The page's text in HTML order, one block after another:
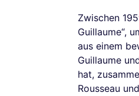
Zwischen
Guillaume“,
aus einem
Guillaume
hat,
Rousseau